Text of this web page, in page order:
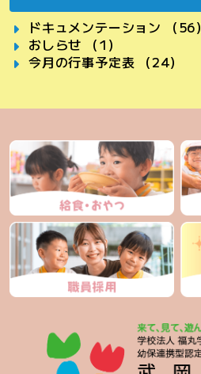
ドキュメンテーション （56）
おしらせ （1）
今月の行事予定表 （24）